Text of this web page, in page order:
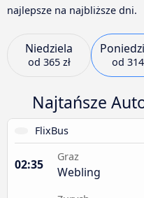
najlepsze na najbliższe dni.
Niedziela
od 365 zł od
Najtańsze
FlixBus
02:35
Graz
Webling